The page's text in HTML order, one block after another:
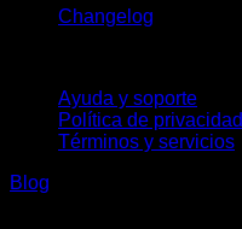
Changelog
Ayuda y soporte
Política de privacidad
Términos y servicios
Blog